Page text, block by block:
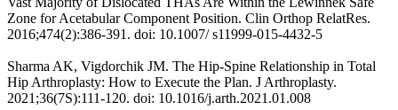
Zone for Acetabular Component Position. Clin Orthop RelatRes.
2016;474(2):386-391. doi: 10.1007/ s11999-015-4432-5
Sharma AK, Vigdorchik JM. The Hip-Spine Relationship in Total
Hip Arthroplasty: How to Execute the Plan. J Arthroplasty.
2021;36(7S):111-120. doi: 10.1016/j.arth.2021.01.008